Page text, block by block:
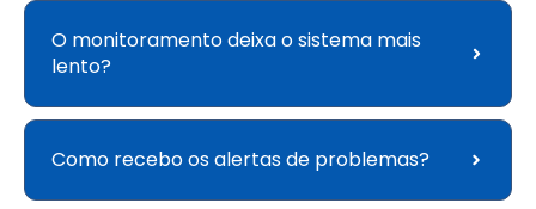
O monitoramento deixa o sistema mais
lento?
Como recebo os alertas de problemas?